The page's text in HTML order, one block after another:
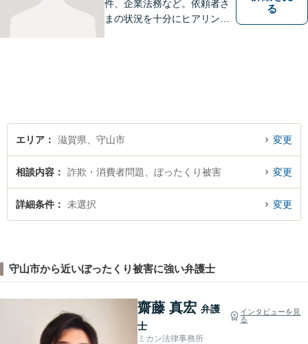
件、企業法務など。依頼者さ
まの状況を十分にヒアリング
る
エリア 滋賀県、守山市 変更
相談内容 詐欺・消費者問題、ぼったくり被害 変更
詳細条件 未選択 変更
守山市から近いぼったくり被害に強い弁護士
齋藤 真宏 弁護
士
インタビューを見
る
ミカン法律事務所